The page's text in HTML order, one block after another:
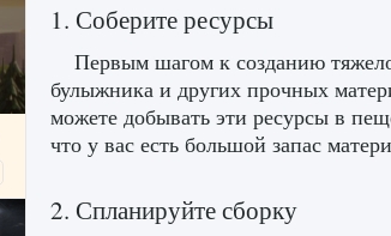
1. Соберите ресурсы
Первым шагом к созданию
булыжника и других прочных
можете добывать эти ресурсы в
что у вас есть большой запас
2. Спланируйте сборку